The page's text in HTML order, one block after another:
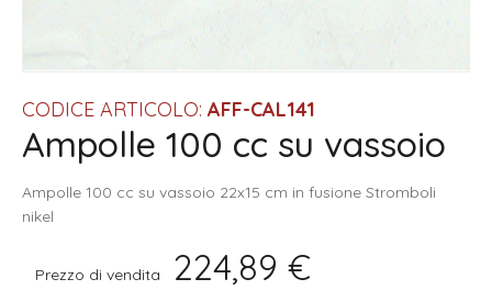
CODICE ARTICOLO: AFF-CAL141
Ampolle 100 cc su vassoio
Ampolle 100 cc su vassoio 22x15 cm in fusione Stromboli
nikel
Prezzo di vendita 224,89 €